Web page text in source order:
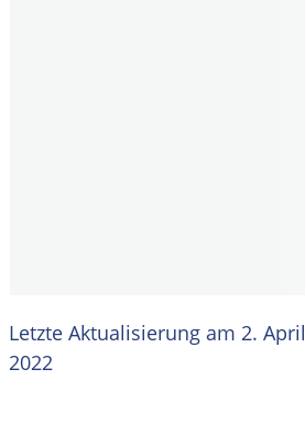
Letzte Aktualisierung am 2. April
2022